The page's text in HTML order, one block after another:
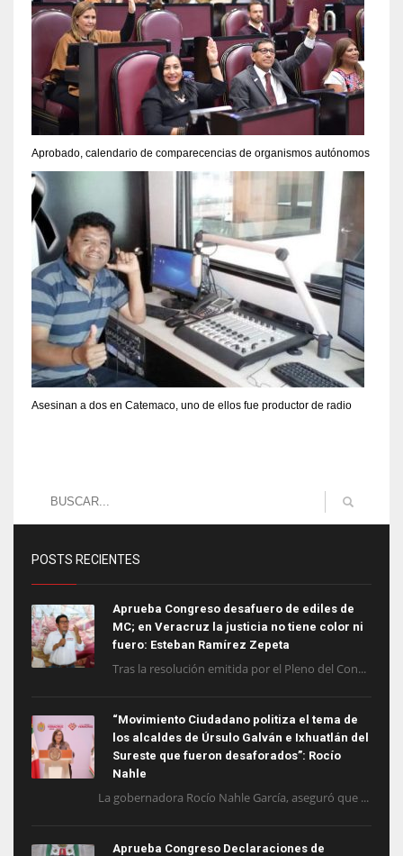
Aprobado, calendario de comparecencias de organismos autónomos
Asesinan a dos en Catemaco, uno de ellos fue productor de radio
POSTS RECIENTES
Aprueba Congreso desafuero de ediles de
MC; en Veracruz la justicia no tiene color ni
fuero: Esteban Ramírez Zepeta
Tras la resolución emitida por el Pleno del Con...
“Movimiento Ciudadano politiza el tema de
los alcaldes de Úrsulo Galván e Ixhuatlán del
Sureste que fueron desaforados”: Rocío
Nahle
La gobernadora Rocío Nahle García, aseguró que ...
Aprueba Congreso Declaraciones de